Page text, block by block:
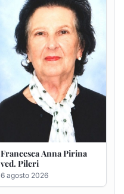
Francesca Anna Pirina
ved. Pileri
6 agosto 2026